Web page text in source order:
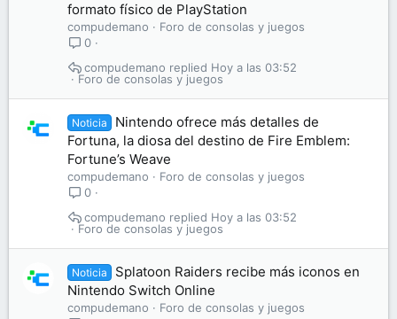
formato físico de PlayStation
compudemano
Foro de consolas y juegos
0
Foro de consolas y juegos
Hoy a las 03:52
compudemano
Noticia
Nintendo ofrece más detalles de
Fortuna, la diosa del destino de Fire Emblem:
Fortune’s Weave
compudemano
Foro de consolas y juegos
0
Foro de consolas y juegos
Hoy a las 03:52
compudemano
Noticia
Splatoon Raiders recibe más iconos en
Nintendo Switch Online
compudemano
Foro de consolas y juegos